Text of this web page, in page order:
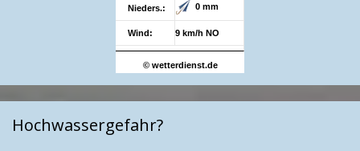
Nieders.: 0 mm
Wind: 9 km/h NO
© wetterdienst.de
Hochwassergefahr?